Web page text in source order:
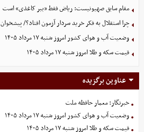
مقام سابق صهیونیست: ریاض فقط «ببر کاغذی» است
چرا استقلال به فکر خرید سردار آزمون افتاد؟/ پیشخوان
وضعیت آب و هوای کشور امروز شنبه ۱۷ مرداد ۱۴۰۵
قیمت سکه و طلا امروز شنبه ۱۷ مرداد ۱۴۰۵
عناوین برگزیده
خبرنگار؛ معمار حافظه ملت
وضعیت آب و هوای کشور امروز شنبه ۱۷ مرداد ۱۴۰۵
قیمت سکه و طلا امروز شنبه ۱۷ مرداد ۱۴۰۵